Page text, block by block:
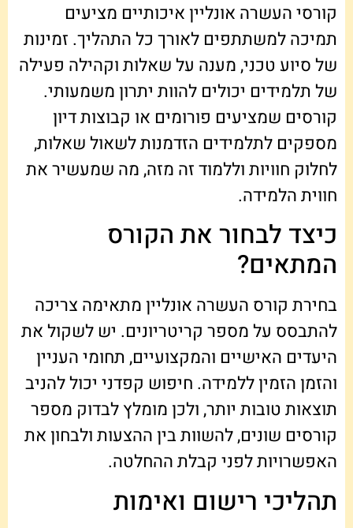
קורסי העשרה אונליין איכותיים מציעים
תמיכה למשתתפים לאורך כל התהליך. זמינות
של סיוע טכני, מענה על שאלות וקהילה פעילה
של תלמידים יכולים להוות יתרון משמעותי.
קורסים שמציעים פורומים או קבוצות דיון
מספקים לתלמידים הזדמנות לשאול שאלות,
לחלוק חוויות וללמוד זה מזה, מה שמעשיר את
חווית הלמידה.
כיצד לבחור את הקורס
המתאים?
בחירת קורס העשרה אונליין מתאימה צריכה
להתבסס על מספר קריטריונים. יש לשקול את
היעדים האישיים והמקצועיים, תחומי העניין
והזמן הזמין ללמידה. חיפוש קפדני יכול להניב
תוצאות טובות יותר, ולכן מומלץ לבדוק מספר
קורסים שונים, להשוות בין ההצעות ולבחון את
האפשרויות לפני קבלת ההחלטה.
תהליכי רישום ואימות